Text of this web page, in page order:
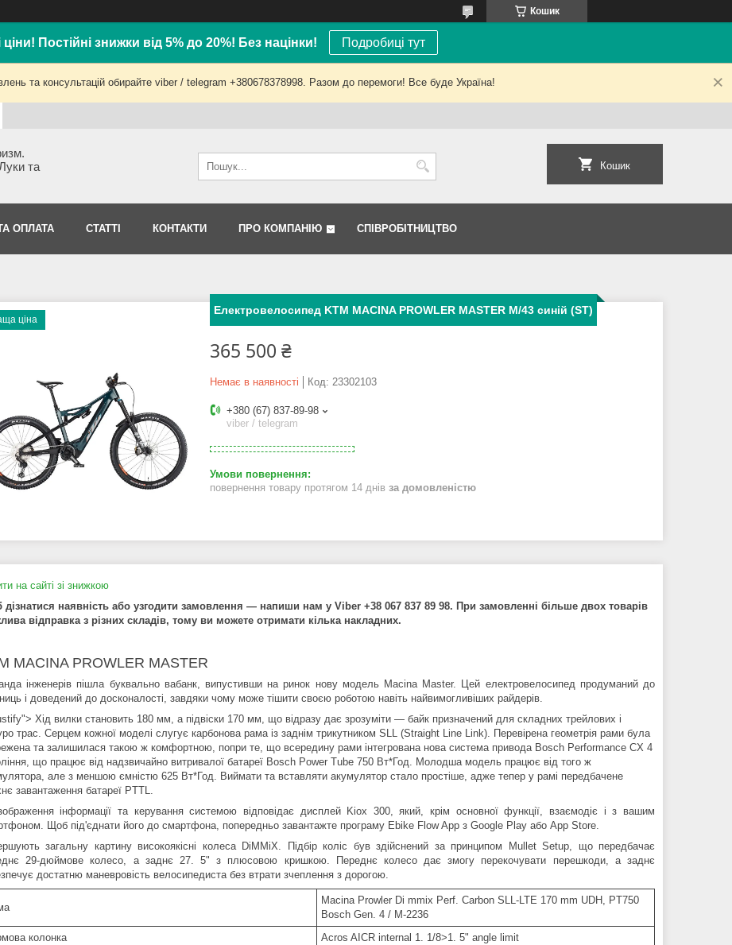
Кошик
ціни! Постійні знижки від 5% до 20%! Без націнки! Подробиці тут
та консультацій обирайте viber / telegram +380678378998. Разом до перемоги! Все буде Україна!
та
Кошик
ОПЛАТА СТАТТІ КОНТАКТИ ПРО КОМПАНІЮ СПІВРОБІТНИЦТВО
ціна
Електровелосипед KTM MACINA PROWLER MASTER M/43 синій (ST)
365 500 ₴
Немає в наявності Код: 23302103
+380 (67) 837-89-98
viber / telegram
повернення товару протягом 14 днів за домовленістю
на сайті зі знижкою
наявність або узгодити замовлення — напиши нам у Viber +38 067 837 89 98. При замовленні більше двох товарів
відправка з різних складів, тому ви можете отримати кілька накладних.
MACINA PROWLER MASTER
інженерів пішла буквально вабанк, випустивши на ринок нову модель Macina Master. Цей електровелосипед продуманий до
і доведений до досконалості, завдяки чому може тішити своєю роботою навіть найвимогливіших райдерів.
Хід вилки становить 180 мм, а підвіски 170 мм, що відразу дає зрозуміти — байк призначений для складних трейлових і
трас. Серцем кожної моделі слугує карбонова рама із заднім трикутником SLL (Straight Line Link). Перевірена геометрія рами була
та залишилася такою ж комфортною, попри те, що всередину рами інтегрована нова система привода Bosch Performance CX 4
що працює від надзвичайно витривалої батареї Bosch Power Tube 750 Вт*Год. Молодша модель працює від того ж
але з меншою ємністю 625 Вт*Год. Виймати та вставляти акумулятор стало простіше, адже тепер у рамі передбачене
завантаження батареї PTTL.
інформації та керування системою відповідає дисплей Kiox 300, який, крім основної функції, взаємодіє і з вашим
Щоб під'єднати його до смартфона, попередньо завантажте програму Ebike Flow App з Google Play або App Store.
загальну картину високоякісні колеса DiMMiX. Підбір коліс був здійснений за принципом Mullet Setup, що передбачає
29-дюймове колесо, а заднє 27. 5" з плюсовою кришкою. Переднє колесо дає змогу перекочувати перешкоди, а заднє
достатню маневровість велосипедиста без втрати зчеплення з дорогою.
Macina Prowler Di mmix Perf. Carbon SLL-LTE 170 mm UDH, PT750
Bosch Gen. 4 / M-2236
колонка
Acros AICR internal 1. 1/8>1. 5" angle limit